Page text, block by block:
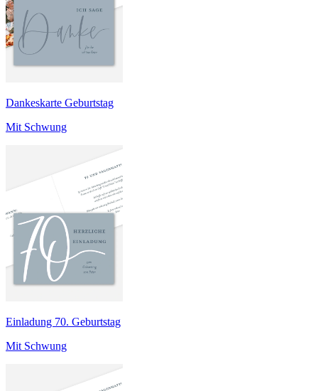
Dankeskarte Geburtstag
Mit Schwung
Einladung 70. Geburtstag
Mit Schwung